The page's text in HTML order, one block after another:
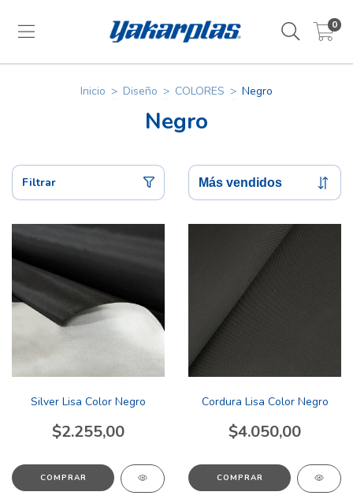
0
Inicio > Diseño > COLORES > Negro
Negro
Filtrar
Silver Lisa Color Negro
$2.255,00
COMPRAR
Cordura Lisa Color Negro
$4.050,00
COMPRAR